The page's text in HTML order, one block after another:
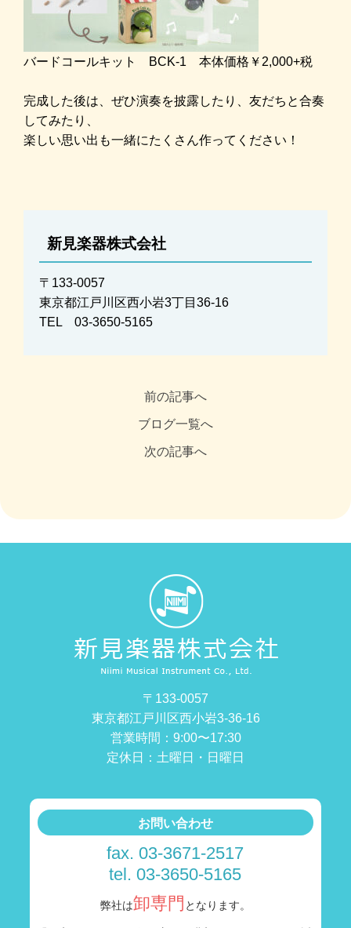
バードコールキット BCK-1 本体価格￥2,000+税
完成した後は、ぜひ演奏を披露したり、友だちと合奏
してみたり、
楽しい思い出も一緒にたくさん作ってください！
新見楽器株式会社
〒133-0057
東京都江戸川区西小岩3丁目36-16
TEL 03-3650-5165
前の記事へ
ブログ一覧へ
次の記事へ
〒133-0057
東京都江戸川区西小岩3-36-16
営業時間：9:00〜17:30
定休日：土曜日・日曜日
お問い合わせ
fax. 03-3671-2517
tel. 03-3650-5165
弊社は卸専門 となります。